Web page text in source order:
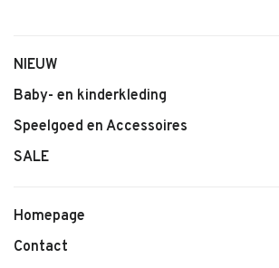
Twijfel je over de maat? Neem gerust
meten de short graag voor je na, zodat je
juiste maat bestelt.
Kenmerken:
• Zachte, ademende stof
• Elastische tailleband
NIEUW
Baby- en kinderkleding
Speelgoed en Accessoires
SALE
Homepage
Contact